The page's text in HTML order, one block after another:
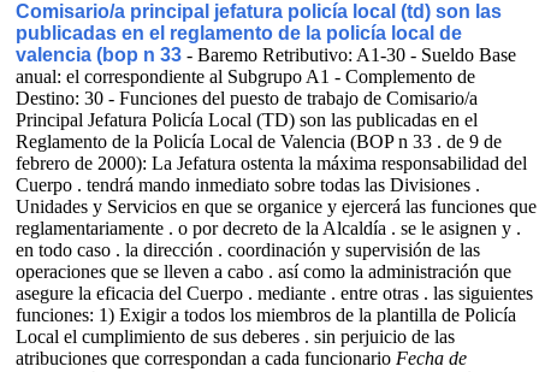
Comisario/a principal jefatura policía local (td) son las
publicadas en el reglamento de la policía local de
valencia (bop n 33 - Baremo Retributivo: A1-30 - Sueldo Base
anual: el correspondiente al Subgrupo A1 - Complemento de
Destino: 30 - Funciones del puesto de trabajo de Comisario/a
Principal Jefatura Policía Local (TD) son las publicadas en el
Reglamento de la Policía Local de Valencia (BOP n 33 . de 9 de
febrero de 2000): La Jefatura ostenta la máxima responsabilidad del
Cuerpo . tendrá mando inmediato sobre todas las Divisiones .
Unidades y Servicios en que se organice y ejercerá las funciones que
reglamentariamente . o por decreto de la Alcaldía . se le asignen y .
en todo caso . la dirección . coordinación y supervisión de las
operaciones que se lleven a cabo . así como la administración que
asegure la eficacia del Cuerpo . mediante . entre otras . las siguientes
funciones: 1) Exigir a todos los miembros de la plantilla de Policía
Local el cumplimiento de sus deberes . sin perjuicio de las
atribuciones que correspondan a cada funcionario Fecha de